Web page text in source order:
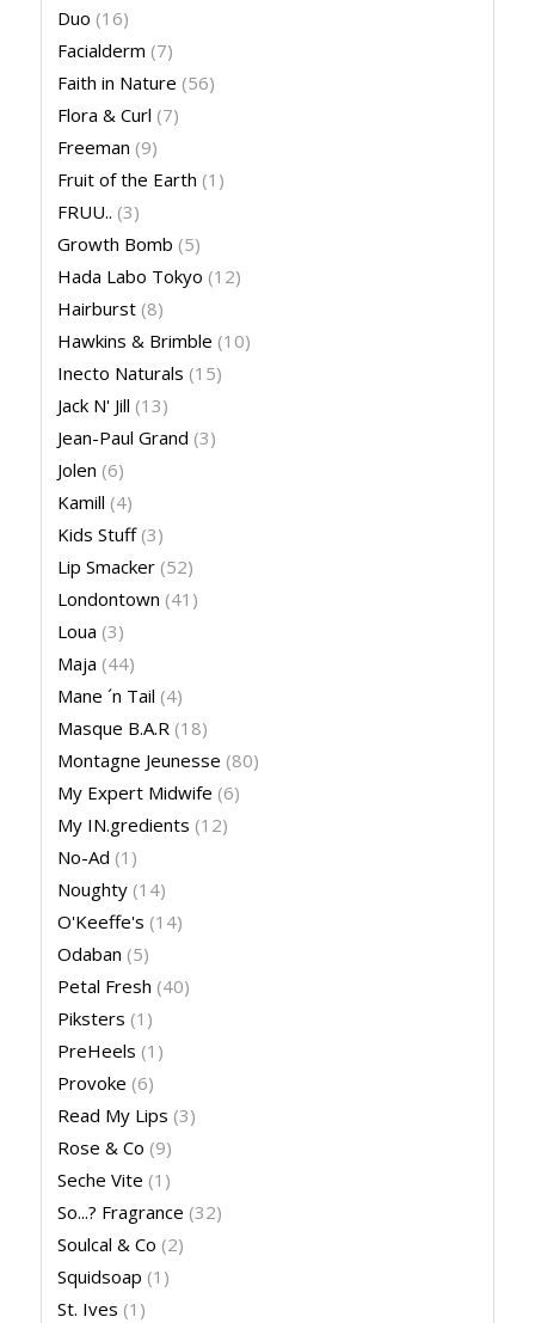
Duo (16)
Facialderm (7)
Faith in Nature (56)
Flora & Curl (7)
Freeman (9)
Fruit of the Earth (1)
FRUU.. (3)
Growth Bomb (5)
Hada Labo Tokyo (12)
Hairburst (8)
Hawkins & Brimble (10)
Inecto Naturals (15)
Jack N' Jill (13)
Jean-Paul Grand (3)
Jolen (6)
Kamill (4)
Kids Stuff (3)
Lip Smacker (52)
Londontown (41)
Loua (3)
Maja (44)
Mane ´n Tail (4)
Masque B.A.R (18)
Montagne Jeunesse (80)
My Expert Midwife (6)
My IN.gredients (12)
No-Ad (1)
Noughty (14)
O'Keeffe's (14)
Odaban (5)
Petal Fresh (40)
Piksters (1)
PreHeels (1)
Provoke (6)
Read My Lips (3)
Rose & Co (9)
Seche Vite (1)
So...? Fragrance (32)
Soulcal & Co (2)
Squidsoap (1)
St. Ives (1)